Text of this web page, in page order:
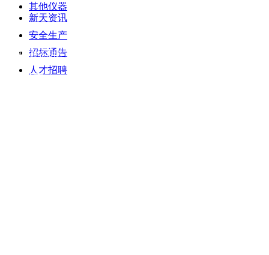
其他仪器
新天资讯
安全生产
招标通告
人才招聘
企业动态
贵阳市装备制造
智能技术研究院